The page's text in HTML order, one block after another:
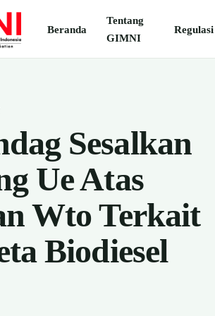
Beranda
Tentang
GIMNI
Regulasi
Sesalkan
Ue Atas
Wto Terkait
Biodiesel